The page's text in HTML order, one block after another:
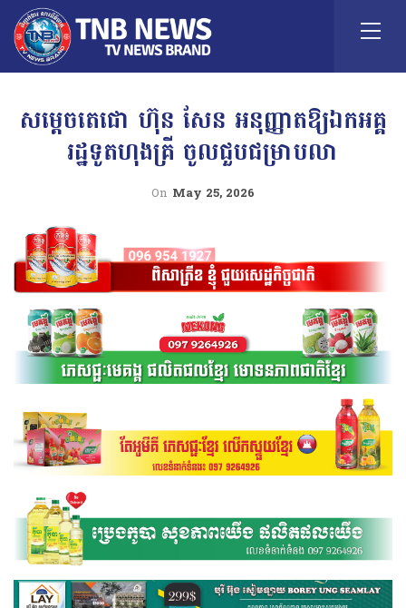
សម្តេចតេជោ ហ៊ុន សែន អនុញ្ញាតឱ្យឯកអគ្គ
រដ្ឋទូតហុងគ្រី ចូលជួបជម្រាបលា
On May 25, 2026